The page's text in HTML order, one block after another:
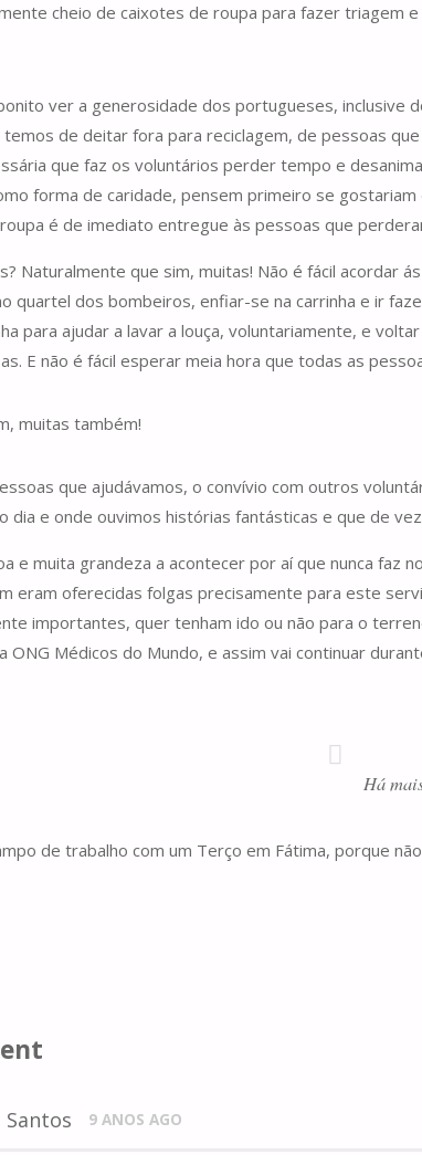
cheio de caixotes de roupa para fazer triagem
ver a generosidade dos portugueses,
de deitar fora para reciclagem, de pessoas
que faz os voluntários perder tempo e
forma de caridade, pensem primeiro se
é de imediato entregue às pessoas que
Naturalmente que sim, muitas! Não é fácil acordar
quartel dos bombeiros, enfiar-se na carrinha e ir
para ajudar a lavar a louça, voluntariamente, e
E não é fácil esperar meia hora que todas as
muitas também!
que ajudávamos, o convívio com outros
dia e onde ouvimos histórias fantásticas e que de
e muita grandeza a acontecer por aí que nunca faz
eram oferecidas folgas precisamente para este
importantes, quer tenham ido ou não para o
ONG Médicos do Mundo, e assim vai continuar
Há
de trabalho com um Terço em Fátima, porque
Santos 9 ANOS AGO